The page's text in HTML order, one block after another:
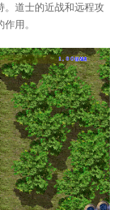
。道士的近战和远程攻
用。